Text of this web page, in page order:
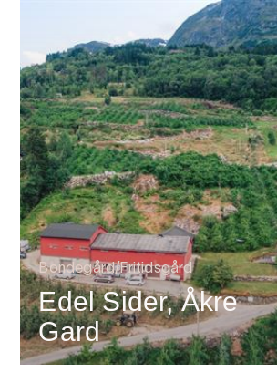
Bondegård/Fritidsgård
Edel Sider, Åkre
Gard